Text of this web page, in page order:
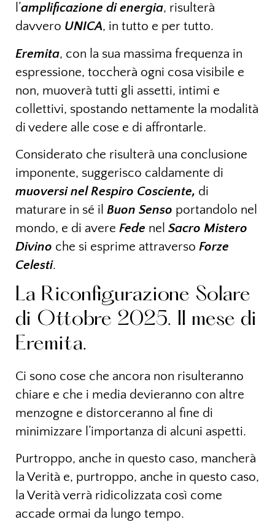
l’amplificazione di energia, risulterà
davvero UNICA, in tutto e per tutto.
Eremita, con la sua massima frequenza in
espressione, toccherà ogni cosa visibile e
non, muoverà tutti gli assetti, intimi e
collettivi, spostando nettamente la modalità
di vedere alle cose e di affrontarle.
Considerato che risulterà una conclusione
imponente, suggerisco caldamente di
muoversi nel Respiro Cosciente, di
maturare in sé il Buon Senso portandolo nel
mondo, e di avere Fede nel Sacro Mistero
Divino che si esprime attraverso Forze
Celesti.
La Riconfigurazione Solare
di Ottobre 2025. Il mese di
Eremita.
Ci sono cose che ancora non risulteranno
chiare e che i media devieranno con altre
menzogne e distorceranno al fine di
minimizzare l’importanza di alcuni aspetti.
Purtroppo, anche in questo caso, mancherà
la Verità e, purtroppo, anche in questo caso,
la Verità verrà ridicolizzata così come
accade ormai da lungo tempo.